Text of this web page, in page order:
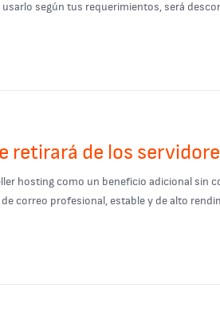
según tus requerimientos, será
de los
hosting como un beneficio adicional sin
correo profesional, estable y de alto